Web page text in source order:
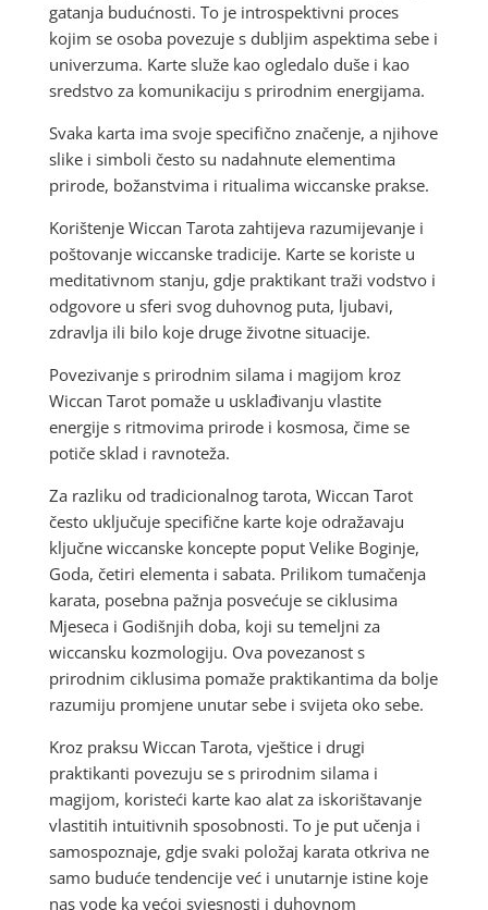
gatanja budućnosti. To je introspektivni proces
kojim se osoba povezuje s dubljim aspektima sebe i
univerzuma. Karte služe kao ogledalo duše i kao
sredstvo za komunikaciju s prirodnim energijama.
Svaka karta ima svoje specifično značenje, a njihove
slike i simboli često su nadahnute elementima
prirode, božanstvima i ritualima wiccanske prakse.
Korištenje Wiccan Tarota zahtijeva razumijevanje i
poštovanje wiccanske tradicije. Karte se koriste u
meditativnom stanju, gdje praktikant traži vodstvo i
odgovore u sferi svog duhovnog puta, ljubavi,
zdravlja ili bilo koje druge životne situacije.
Povezivanje s prirodnim silama i magijom kroz
Wiccan Tarot pomaže u usklađivanju vlastite
energije s ritmovima prirode i kosmosa, čime se
potiče sklad i ravnoteža.
Za razliku od tradicionalnog tarota, Wiccan Tarot
često uključuje specifične karte koje odražavaju
ključne wiccanske koncepte poput Velike Boginje,
Goda, četiri elementa i sabata. Prilikom tumačenja
karata, posebna pažnja posvećuje se ciklusima
Mjeseca i Godišnjih doba, koji su temeljni za
wiccansku kozmologiju. Ova povezanost s
prirodnim ciklusima pomaže praktikantima da bolje
razumiju promjene unutar sebe i svijeta oko sebe.
Kroz praksu Wiccan Tarota, vještice i drugi
praktikanti povezuju se s prirodnim silama i
magijom, koristeći karte kao alat za iskorištavanje
vlastitih intuitivnih sposobnosti. To je put učenja i
samospoznaje, gdje svaki položaj karata otkriva ne
samo buduće tendencije već i unutarnje istine koje
nas vode ka većoj svjesnosti i duhovnom